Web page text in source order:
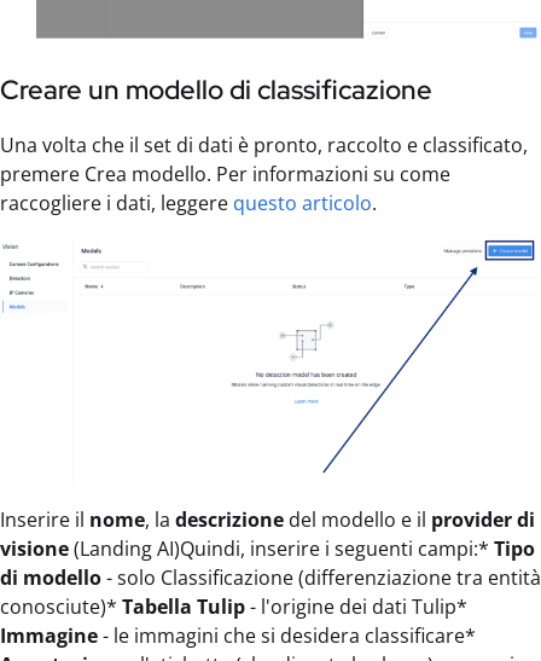
Creare un modello di classificazione
Una volta che il set di dati è pronto, raccolto e classificato,
premere Crea modello. Per informazioni su come
raccogliere i dati, leggere questo articolo.
Inserire il nome, la descrizione del modello e il provider di
visione(Landing AI)Quindi, inserire i seguenti campi:* Tipo
di modello- solo Classificazione (differenziazione tra entità
conosciute)* Tabella Tulip- l'origine dei dati Tulip*
Immagine- le immagini che si desidera classificare*